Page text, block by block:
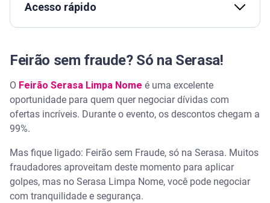
Acesso rápido
Sempre verifique a autenticidade do site
Quais os canais oficiais do Serasa Limpa Nome?
Site Oficial
Aplicativo Serasa
Feirão sem fraude? Só na Serasa!
O Feirão Serasa Limpa Nome é uma excelente
oportunidade para quem quer negociar dívidas com
ofertas incríveis. Durante o evento, os descontos chegam a
99%.
Mas fique ligado: Feirão sem Fraude, só na Serasa. Muitos
fraudadores aproveitam deste momento para aplicar
golpes, mas no Serasa Limpa Nome, você pode negociar
com tranquilidade e segurança.